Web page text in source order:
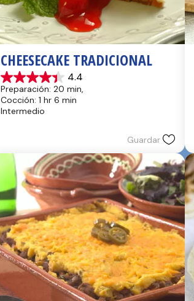
CHEESECAKE TRADICIONAL
4.4
4.4
de
5
estrellas.
Preparación: 20 min,
Cocción: 1 hr 6 min
Intermedio
Guardar